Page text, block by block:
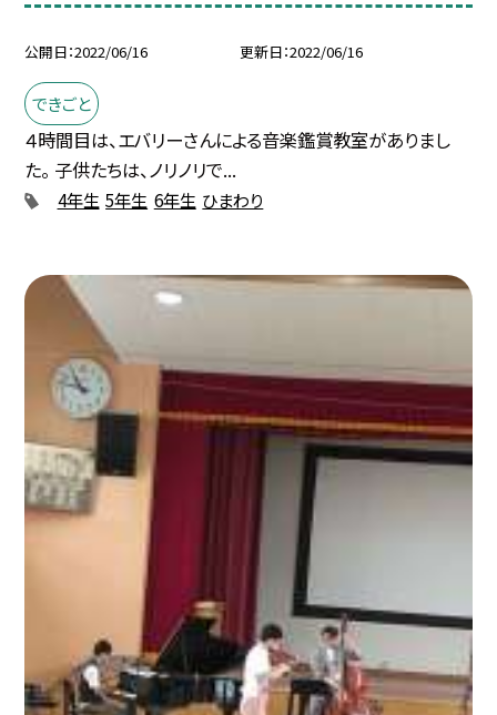
公開日 2022/06/16 更新日 2022/06/16
できごと
４時間目は、エバリーさんによる音楽鑑賞教室がありまし
た。 子供たちは、ノリノリで...
4年生 5年生 6年生 ひまわり